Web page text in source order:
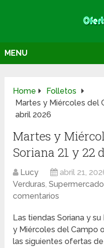
MENU
Home
Folletos
Martes y Miércoles del
abril 2026
Martes y
Soriana 21 y 22
Lucy abril 21,
Verduras,
comentarios
Las tiendas Soriana y su
y Miércoles del Campo
las siguientes ofertas